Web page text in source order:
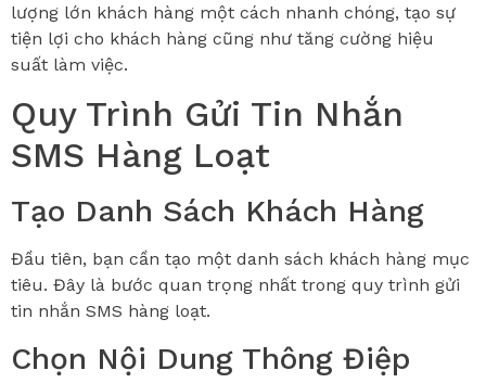
lượng lớn khách hàng một cách nhanh chóng, tạo sự
tiện lợi cho khách hàng cũng như tăng cường hiệu
suất làm việc.
Quy Trình Gửi Tin Nhắn
SMS Hàng Loạt
Tạo Danh Sách Khách Hàng
Đầu tiên, bạn cần tạo một danh sách khách hàng mục
tiêu. Đây là bước quan trọng nhất trong quy trình gửi
tin nhắn SMS hàng loạt.
Chọn Nội Dung Thông Điệp